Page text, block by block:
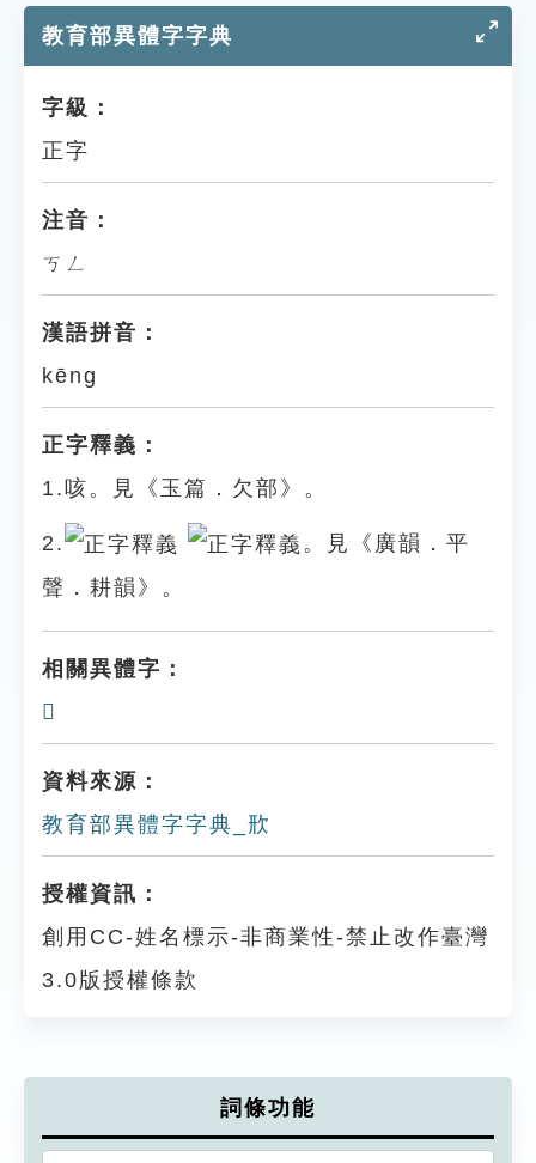
貓頭鷹博士
教育部異體字字典
字級：
正字
注音：
ㄎㄥ
漢語拼音：
kēng
正字釋義：
1.咳。見《玉篇．欠部》。
2.
。見《廣韻．平
聲．耕韻》。
相關異體字：
𣢴
資料來源：
教育部異體字字典_㰢
授權資訊：
創用CC-姓名標示-非商業性-禁止改作臺灣
3.0版授權條款
詞條功能